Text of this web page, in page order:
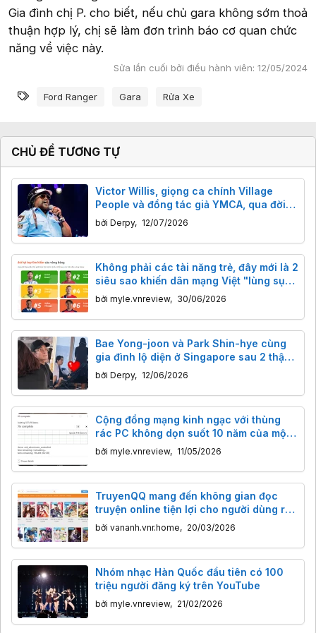
Gia đình chị P. cho biết, nếu chủ gara không sớm thoả
thuận hợp lý, chị sẽ làm đơn trình báo cơ quan chức
năng về việc này.
Sửa lần cuối bởi điều hành viên: 12/05/2024
Từ khóa
Ford Ranger Gara Rửa Xe
CHỦ ĐỀ TƯƠNG TỰ
Victor Willis, giọng ca chính Village
People và đồng tác giả YMCA, qua đời
tuổi 74: Người đứng sau bản hit khuấy
đảo sàn nhảy và chính trường.
bởi Derpy, 12/07/2026
Không phải các tài năng trẻ, đây mới là 2
siêu sao khiến dân mạng Việt "lùng sục"
nhiều nhất World Cup 2026
bởi myle.vnreview, 30/06/2026
Bae Yong-joon và Park Shin-hye cùng
gia đình lộ diện ở Singapore sau 2 thập
kỷ vắng bóng
bởi Derpy, 12/06/2026
Cộng đồng mạng kinh ngạc với thùng
rác PC không dọn suốt 10 năm của một
game thủ
bởi myle.vnreview, 11/05/2026
TruyenQQ mang đến không gian đọc
truyện online tiện lợi cho người dùng ra
sao?
bởi vananh.vnr.home, 20/03/2026
Nhóm nhạc Hàn Quốc đầu tiên có 100
triệu người đăng ký trên YouTube
bởi myle.vnreview, 21/02/2026